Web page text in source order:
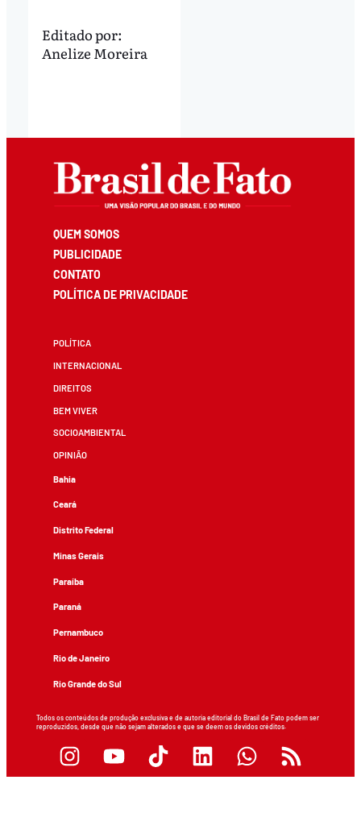
Editado por:
Anelize Moreira
QUEM SOMOS
PUBLICIDADE
CONTATO
POLÍTICA DE PRIVACIDADE
POLÍTICA
INTERNACIONAL
DIREITOS
BEM VIVER
SOCIOAMBIENTAL
OPINIÃO
Bahia
Ceará
Distrito Federal
Minas Gerais
Paraíba
Paraná
Pernambuco
Rio de Janeiro
Rio Grande do Sul
Todos os conteúdos de produção exclusiva e de autoria editorial do Brasil de Fato podem ser
reproduzidos, desde que não sejam alterados e que se deem os devidos créditos.